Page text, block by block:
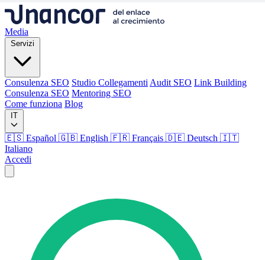
Media
Servizi
Consulenza SEO Studio Collegamenti Audit SEO Link Building
Consulenza SEO Mentoring SEO
Come funziona Blog
IT
🇪🇸 Español 🇬🇧 English 🇫🇷 Français 🇩🇪 Deutsch 🇮🇹
Italiano
Accedi
Consulenza SEO Studio Collegamenti Audit SEO
Consulenza SEO
Come funziona